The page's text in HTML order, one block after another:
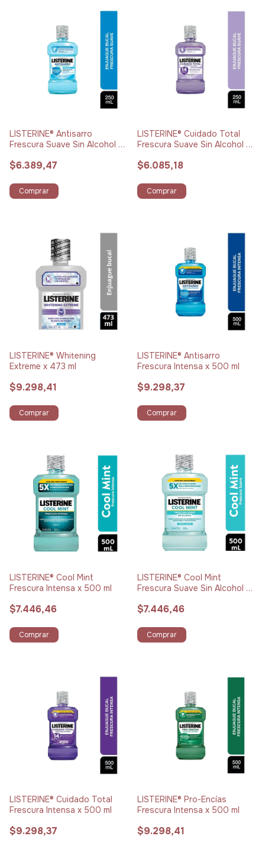
LISTERINE® Antisarro
Frescura Suave Sin Alcohol x
$6.389,47
Comprar
LISTERINE® Cuidado Total
Frescura Suave Sin Alcohol x
$6.085,18
Comprar
LISTERINE® Whitening
Extreme x 473 ml
$9.298,41
Comprar
LISTERINE® Antisarro
Frescura Intensa x 500 ml
$9.298,37
Comprar
LISTERINE® Cool Mint
Frescura Intensa x 500 ml
$7.446,46
Comprar
LISTERINE® Cool Mint
Frescura Suave Sin Alcohol x
$7.446,46
Comprar
LISTERINE® Cuidado Total
Frescura Intensa x 500 ml
$9.298,37
LISTERINE® Pro-Encías
Frescura Intensa x 500 ml
$9.298,41